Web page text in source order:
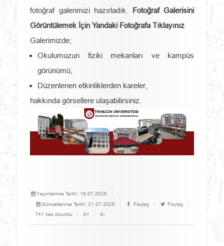
fotoğraf galerimizi hazırladık. Fotoğraf Galerisini
Görüntülemek İçin Yandaki Fotoğrafa Tıklayınız
Galerimizde;
Okulumuzun fiziki mekanları ve kampüs
görünümü,
Düzenlenen etkinliklerden kareler,
hakkında görsellere ulaşabilirsiniz.
Yayınlanma Tarihi: 16.07.2025
Güncellenme Tarihi: 21.07.2026 Paylaş
Paylaş
741 kez okundu
A+ A-